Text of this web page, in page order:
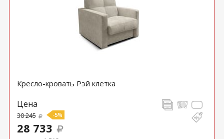
Кресло-кровать Рэй клетка
Цена
30 245 -5%
28 733